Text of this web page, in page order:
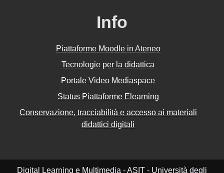
Info
Piattaforme Moodle in Ateneo
Tecnologie per la didattica
Portale Video Mediaspace
Status Piattaforme Elearning
Conservazione, tracciabilità e accesso ai materiali
didattici digitali
Digital Learning e Multimedia - ASIT - Università degli